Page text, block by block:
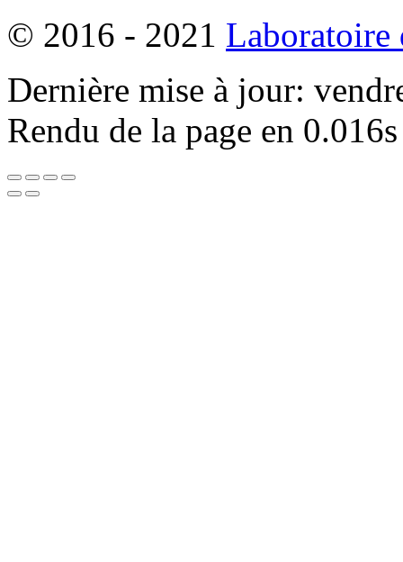
© 2016 - 2021 Laboratoire
Dernière mise à jour:
Rendu de la page en 0.016s